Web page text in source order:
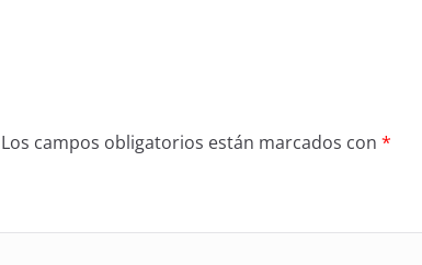
Los campos obligatorios están marcados con *